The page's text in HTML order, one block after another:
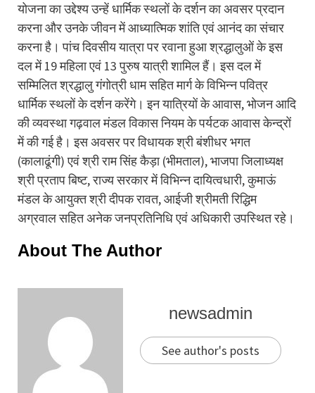
योजना का उद्देश्य उन्हें धार्मिक स्थलों के दर्शन का अवसर प्रदान
करना और उनके जीवन में आध्यात्मिक शांति एवं आनंद का संचार
करना है। पांच दिवसीय यात्रा पर रवाना हुआ श्रद्धालुओं के इस
दल में 19 महिला एवं 13 पुरुष यात्री शामिल हैं। इस दल में
सम्मिलित श्रद्धालु गंगोत्री धाम सहित मार्ग के विभिन्न पवित्र
धार्मिक स्थलों के दर्शन करेंगे। इन यात्रियों के आवास, भोजन आदि
की व्यवस्था गढ़वाल मंडल विकास नियम के पर्यटक आवास केन्द्रों
में की गई है। इस अवसर पर विधायक श्री बंशीधर भगत
(कालाढूंगी) एवं श्री राम सिंह कैड़ा (भीमताल), भाजपा जिलाध्यक्ष
श्री प्रताप बिष्ट, राज्य सरकार में विभिन्न दायित्वधारी, कुमाऊं
मंडल के आयुक्त श्री दीपक रावत, आईजी श्रीमती रिद्धिम
अग्रवाल सहित अनेक जनप्रतिनिधि एवं अधिकारी उपस्थित रहे।
About The Author
newsadmin
See author's posts